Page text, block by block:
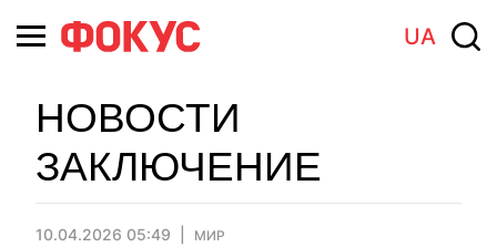
UA
НОВОСТИ
ЗАКЛЮЧЕНИЕ
10.04.2026 05:49 МИР